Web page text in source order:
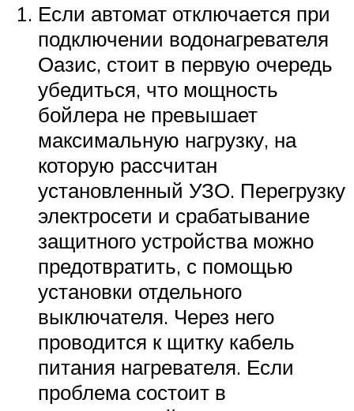
Если автомат отключается при
подключении водонагревателя
Оазис, стоит в первую очередь
убедиться, что мощность
бойлера не превышает
максимальную нагрузку, на
которую рассчитан
установленный УЗО. Перегрузку
электросети и срабатывание
защитного устройства можно
предотвратить, с помощью
установки отдельного
выключателя. Через него
проводится к щитку кабель
питания нагревателя. Если
проблема состоит в